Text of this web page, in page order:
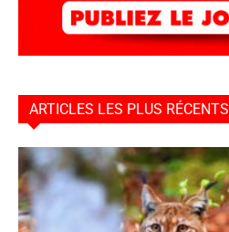
ARTICLES LES PLUS RÉCENTS